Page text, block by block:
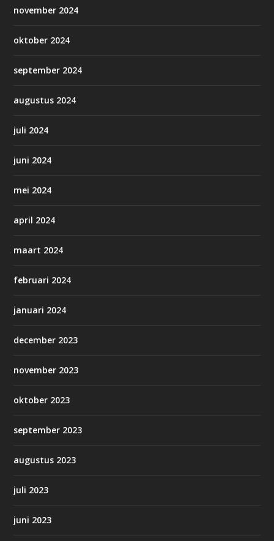
november 2024
oktober 2024
september 2024
augustus 2024
juli 2024
juni 2024
mei 2024
april 2024
maart 2024
februari 2024
januari 2024
december 2023
november 2023
oktober 2023
september 2023
augustus 2023
juli 2023
juni 2023